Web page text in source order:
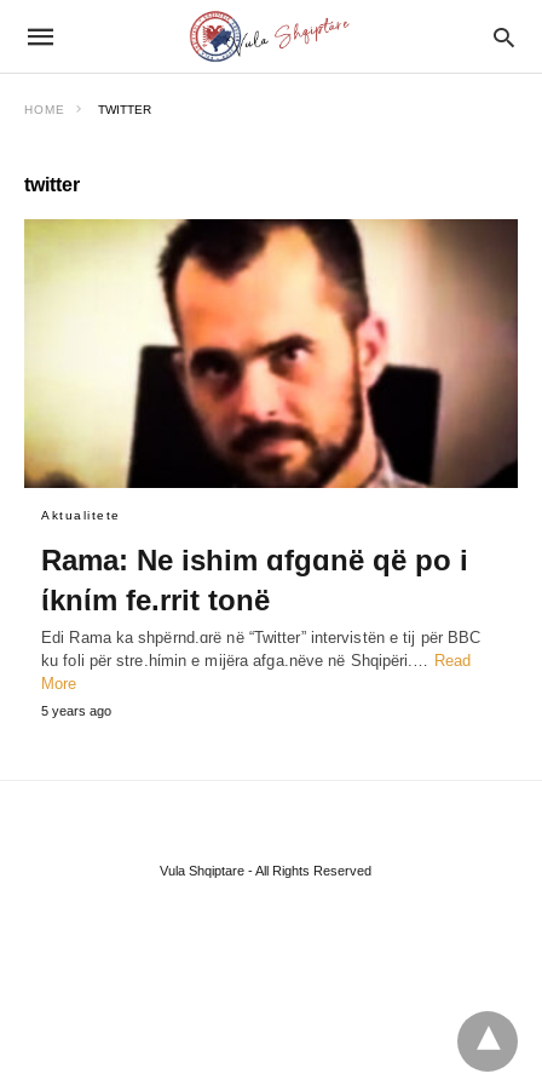
HOME TWITTER
twitter
Aktualitete
Rama: Ne ishim ɑfgɑnë që po i
ίknίm fe.rrit tonë
Edi Rama ka shpërnd.ɑrë në “Twitter” intervistën e tij për BBC
ku foli për stre.hίmin e mijëra afga.nëve në Shqipëri.… Read
More
5 years ago
Vula Shqiptare - All Rights Reserved